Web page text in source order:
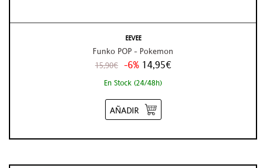
EEVEE
Funko POP - Pokemon
15,90€ -6% 14,95€
En Stock (24/48h)
AÑADIR